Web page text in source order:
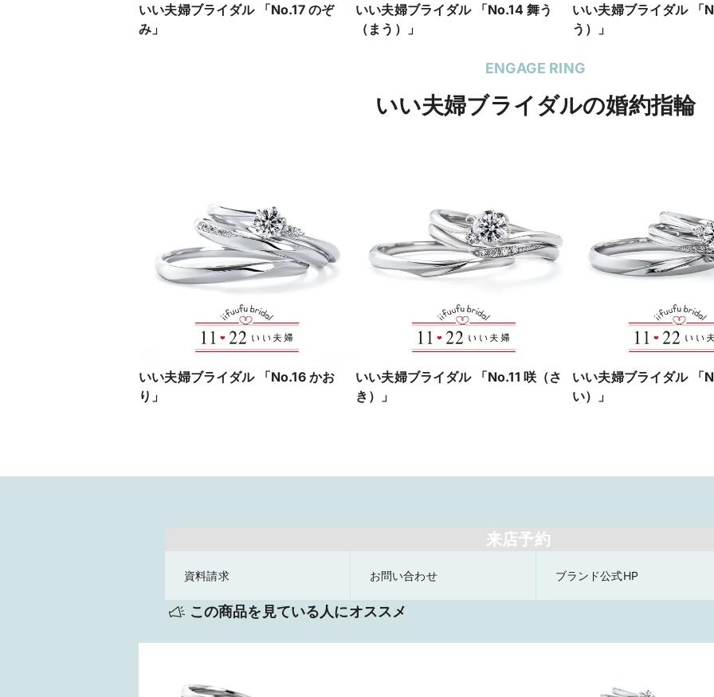
いい夫婦ブライダル 「No.17 のぞ
み」
いい夫婦ブライダル 「No.14 舞う
（まう）」
いい夫婦ブライダル 「
う）」
ENGAGE RING
いい夫婦ブライダルの婚約指輪
いい夫婦ブライダル 「No.16 かお
り」
いい夫婦ブライダル 「No.11 咲（さ
き）」
いい夫婦ブライダル 「
い）」
来店予約
資料請求 お問い合わせ ブランド公式HP
この商品を見ている人にオススメ